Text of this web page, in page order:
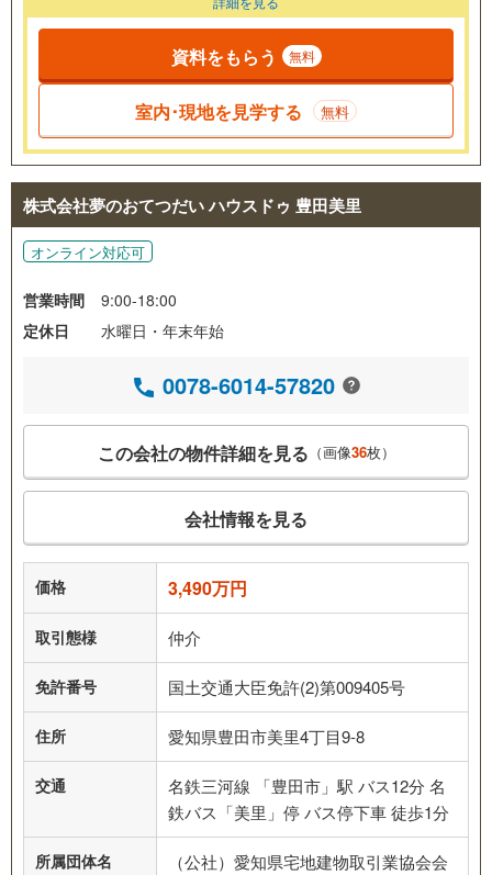
資料をもらう 無料
室内･現地を見学する 無料
株式会社夢のおてつだい ハウスドゥ 豊田美里
オンライン対応可
営業時間
9:00-18:00
定休日
水曜日・年末年始
0078-6014-57820
この会社の物件詳細を見る （画像36枚）
会社情報を見る
価格 3,490万円
取引態様 仲介
免許番号 国土交通大臣免許(2)第009405号
住所 愛知県豊田市美里4丁目9-8
交通
名鉄三河線 「豊田市」駅 バス12分 名
鉄バス「美里」停 バス停下車 徒歩1分
所属団体名
（公社）愛知県宅地建物取引業協会会